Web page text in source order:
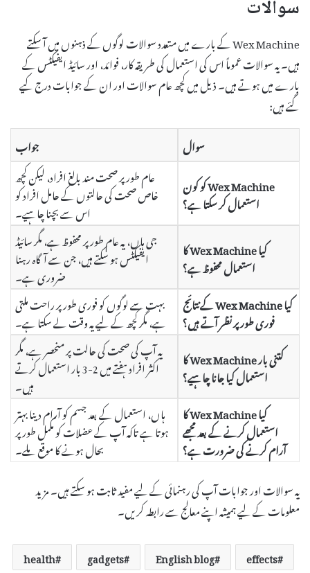
سوالات
Wex Machine کے بارے میں متعدد سوالات لوگوں کے ذہنوں میں آ سکتے
ہیں۔ یہ سوالات عموماً اس کی استعمال کی طریقہ کار، فوائد، اور سائیڈ ایفیکٹس کے
بارے میں ہوتے ہیں۔ ذیل میں کچھ عام سوالات اور ان کے جوابات درج کیے
گئے ہیں:
سوال
جواب
Wex Machine کو کون
استعمال کر سکتا ہے؟
عام طور پر صحت مند بالغ افراد، لیکن کچھ
خاص صحت کی حالتوں کے حامل افراد کو
اس سے بچنا چاہیے۔
کیا Wex Machine کا
استعمال محفوظ ہے؟
جی ہاں، یہ عام طور پر محفوظ ہے، مگر سائیڈ
ایفیکٹس ہو سکتے ہیں، جن سے آگاہ رہنا
ضروری ہے۔
کیا Wex Machine کے نتائج
فوری طور پر نظر آتے ہیں؟
بہت سے لوگوں کو فوری طور پر راحت ملتی
ہے، مگر کچھ کے لیے یہ وقت لے سکتا ہے۔
کتنی بار Wex Machine کا
استعمال کیا جانا چاہیے؟
یہ آپ کی صحت کی حالت پر منحصر ہے، مگر
اکثر افراد ہفتے میں 2-3 بار استعمال کرتے
ہیں۔
کیا Wex Machine کا
استعمال کرنے کے بعد مجھے
آرام کرنے کی ضرورت ہے؟
ہاں، استعمال کے بعد جسم کو آرام دینا بہتر
ہوتا ہے تاکہ آپ کے عضلات کو مکمل طور پر
بحال ہونے کا موقع ملے۔
یہ سوالات اور جوابات آپ کی رہنمائی کے لیے مفید ثابت ہو سکتے ہیں۔ مزید
معلومات کے لیے ہمیشہ اپنے معالج سے رابطہ کریں۔
effects
English blog
gadgets
health